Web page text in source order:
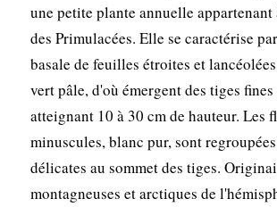
une petite plante annuelle
des Primulacées. Elle se caractérise
basale de feuilles étroites et
vert pâle, d'où émergent des tiges
atteignant 10 à 30 cm de hauteur. Les
minuscules, blanc pur, sont
délicates au sommet des tiges.
montagneuses et arctiques de